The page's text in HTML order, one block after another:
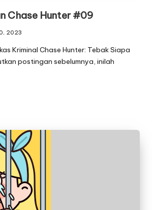
Chase Hunter #09
2023
Kriminal Chase Hunter: Tebak Siapa
postingan sebelumnya, inilah